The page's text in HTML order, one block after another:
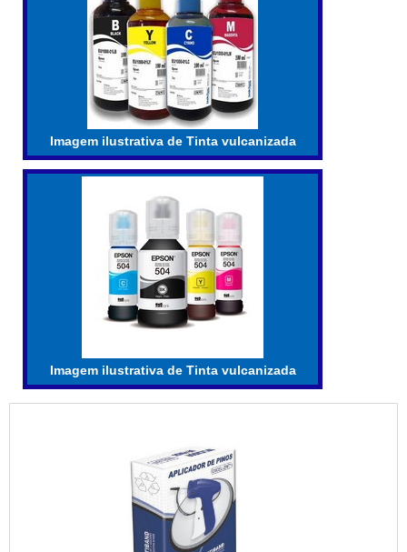
Imagem ilustrativa de Tinta vulcanizada
Imagem ilustrativa de Tinta vulcanizada